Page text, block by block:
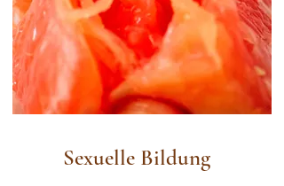
Sexuelle Bildung